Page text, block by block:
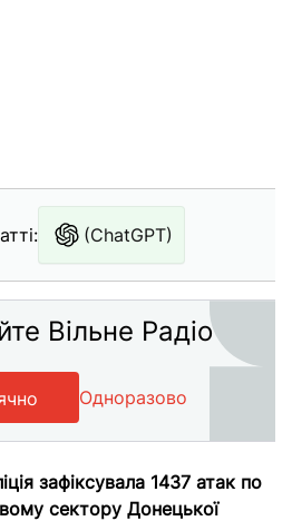
(ChatGPT)
Вільне Радіо
Одноразово
зафіксувала 1437 атак по
сектору Донецької